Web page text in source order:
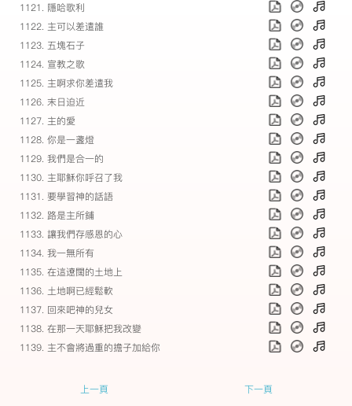
1121. 隱哈歌利
1122. 主可以差遣誰
1123. 五塊石子
1124. 宣教之歌
1125. 主啊求你差遣我
1126. 末日迫近
1127. 主的愛
1128. 你是一盞燈
1129. 我們是合一的
1130. 主耶穌你呼召了我
1131. 要學習神的話語
1132. 路是主所鋪
1133. 讓我們存感恩的心
1134. 我一無所有
1135. 在這遼闊的土地上
1136. 土地啊已經鬆軟
1137. 回來吧神的兒女
1138. 在那一天耶穌把我改變
1139. 主不會將過重的擔子加給你
上一頁 下一頁